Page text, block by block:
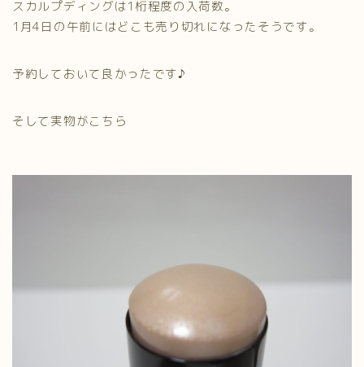
スカルプディングは1桁程度の入荷数。
1月4日の午前にはどこも売り切れになったそうです。
予約しておいて良かったです♪
そして実物がこちら